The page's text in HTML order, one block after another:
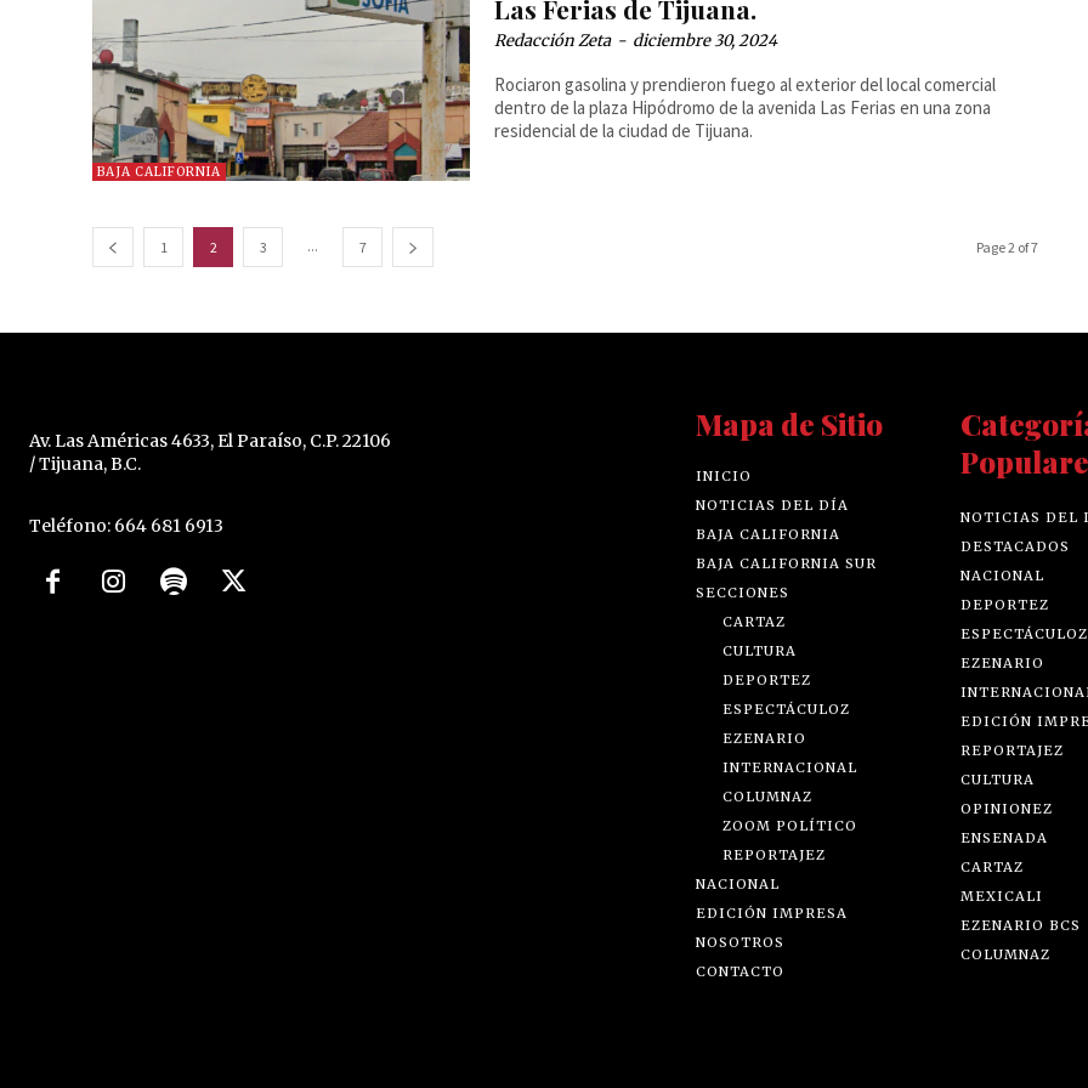
BAJA CALIFORNIA
Las Ferias de Tijuana.
Redacción Zeta - diciembre 30, 2024
Rociaron gasolina y prendieron fuego al exterior del local comercial
dentro de la plaza Hipódromo de la avenida Las Ferias en una zona
residencial de la ciudad de Tijuana.
1 2 3 ... 7 Page 2 of 7
Av. Las Américas 4633, El Paraíso, C.P. 22106
/ Tijuana, B.C.
Teléfono: 664 681 6913
Mapa de Sitio
INICIO
NOTICIAS DEL DÍA
BAJA CALIFORNIA
BAJA CALIFORNIA SUR
SECCIONES
CARTAZ
CULTURA
DEPORTEZ
ESPECTÁCULOZ
EZENARIO
INTERNACIONAL
COLUMNAZ
ZOOM POLÍTICO
REPORTAJEZ
NACIONAL
EDICIÓN IMPRESA
NOSOTROS
CONTACTO
NOTICIAS DEL
DESTACADOS
NACIONAL
DEPORTEZ
ESPECTÁCULOZ
EZENARIO
EDICIÓN
REPORTAJEZ
CULTURA
OPINIONEZ
ENSENADA
CARTAZ
MEXICALI
EZENARIO BCS
COLUMNAZ